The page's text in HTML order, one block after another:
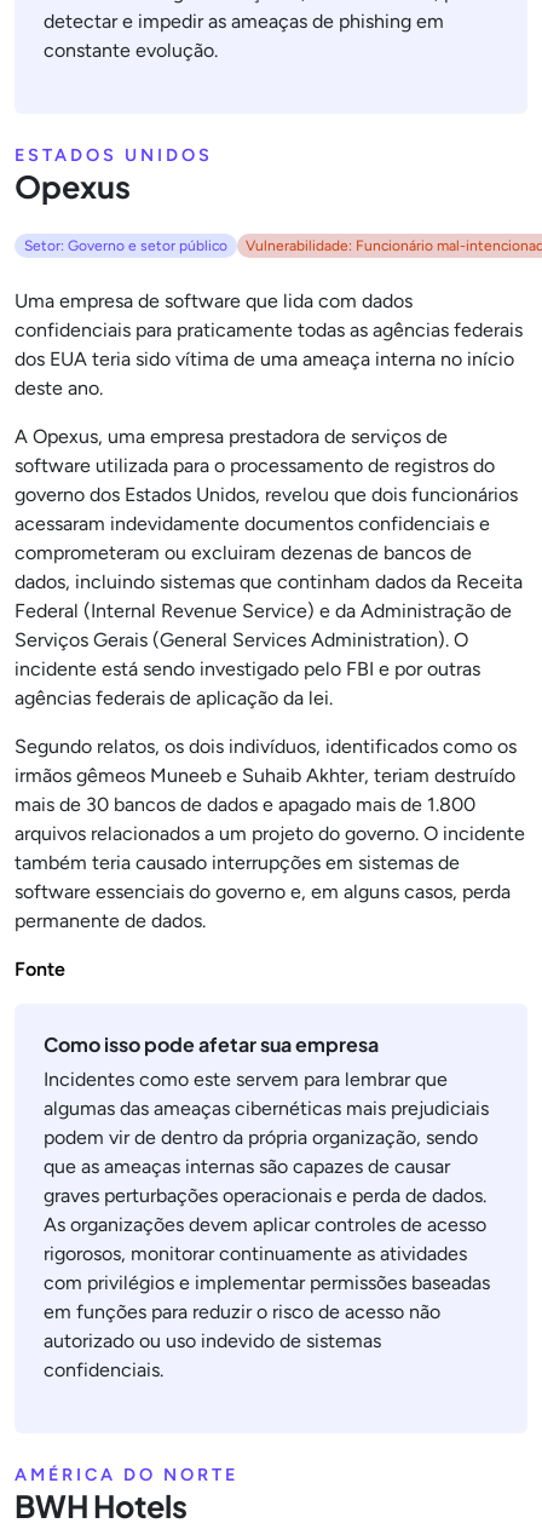
detectar e impedir as ameaças de phishing em
constante evolução.
ESTADOS UNIDOS
Opexus
Setor: Governo e setor público Vulnerabilidade: Funcionário mal-
Uma empresa de software que lida com dados
confidenciais para praticamente todas as agências federais
dos EUA teria sido vítima de uma ameaça interna no início
deste ano.
A Opexus, uma empresa prestadora de serviços de
software utilizada para o processamento de registros do
governo dos Estados Unidos, revelou que dois funcionários
acessaram indevidamente documentos confidenciais e
comprometeram ou excluiram dezenas de bancos de
dados, incluindo sistemas que continham dados da Receita
Federal (Internal Revenue Service) e da Administração de
Serviços Gerais (General Services Administration). O
incidente está sendo investigado pelo FBI e por outras
agências federais de aplicação da lei.
Segundo relatos, os dois indivíduos, identificados como os
irmãos gêmeos Muneeb e Suhaib Akhter, teriam destruído
mais de 30 bancos de dados e apagado mais de 1.800
arquivos relacionados a um projeto do governo. O incidente
também teria causado interrupções em sistemas de
software essenciais do governo e, em alguns casos, perda
permanente de dados.
Fonte
Como isso pode afetar sua empresa
Incidentes como este servem para lembrar que
algumas das ameaças cibernéticas mais prejudiciais
podem vir de dentro da própria organização, sendo
que as ameaças internas são capazes de causar
graves perturbações operacionais e perda de dados.
As organizações devem aplicar controles de acesso
rigorosos, monitorar continuamente as atividades
com privilégios e implementar permissões baseadas
em funções para reduzir o risco de acesso não
autorizado ou uso indevido de sistemas
confidenciais.
AMÉRICA DO NORTE
BWH Hotels